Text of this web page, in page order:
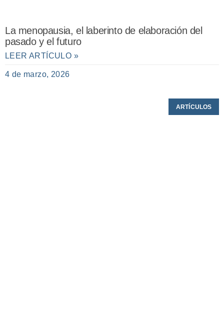
La menopausia, el laberinto de elaboración del
pasado y el futuro
LEER ARTÍCULO »
4 de marzo, 2026
ARTÍCULOS